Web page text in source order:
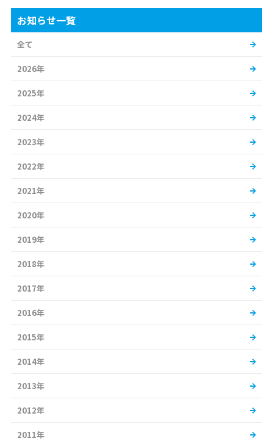
お知らせ一覧
全て
2026年
2025年
2024年
2023年
2022年
2021年
2020年
2019年
2018年
2017年
2016年
2015年
2014年
2013年
2012年
2011年